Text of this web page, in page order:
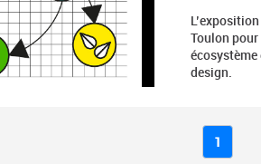
Toulon pour
design.
1